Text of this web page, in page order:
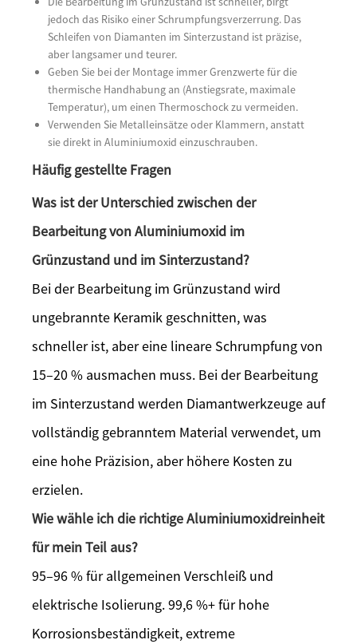
jedoch das Risiko einer Schrumpfungsverzerrung. Das
Schleifen von Diamanten im Sinterzustand ist präzise, ​​
aber langsamer und teurer.
Geben Sie bei der Montage immer Grenzwerte für die
thermische Handhabung an (Anstiegsrate, maximale
Temperatur), um einen Thermoschock zu vermeiden.
Verwenden Sie Metalleinsätze oder Klammern, anstatt
sie direkt in Aluminiumoxid einzuschrauben.
Häufig gestellte Fragen
Was ist der Unterschied zwischen der
Bearbeitung von Aluminiumoxid im
Grünzustand und im Sinterzustand?
Bei der Bearbeitung im Grünzustand wird
ungebrannte Keramik geschnitten, was
schneller ist, aber eine lineare Schrumpfung von
15–20 % ausmachen muss. Bei der Bearbeitung
im Sinterzustand werden Diamantwerkzeuge auf
vollständig gebranntem Material verwendet, um
eine hohe Präzision, aber höhere Kosten zu
erzielen.
Wie wähle ich die richtige Aluminiumoxidreinheit
für mein Teil aus?
95–96 % für allgemeinen Verschleiß und
elektrische Isolierung. 99,6 %+ für hohe
Korrosionsbeständigkeit, extreme